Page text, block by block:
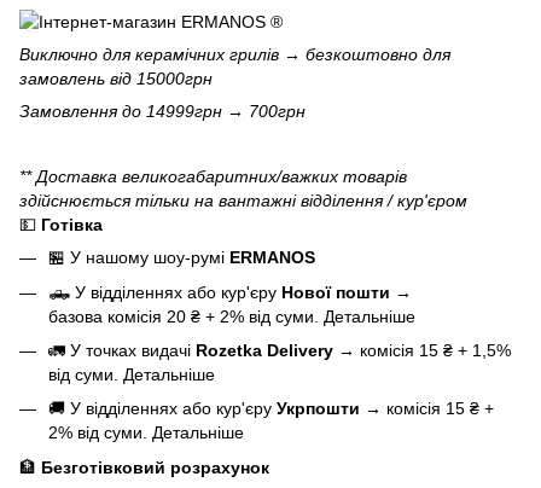
Виключно длякерамічних грилів → безкоштовно для
замовлень від 15000грн
Замовлення до 14999грн → 700грн
** Доставка великогабаритних/важких товарів
здійснюється тільки на вантажні відділення / кур'єром
💵 Готівка
🏪 У нашому шоу-румі ERMANOS
🛻 У відділеннях або кур'єру Нової пошти →
базова комісія 20 ₴ + 2% від суми. Детальніше
🚛 У точках видачі Rozetka Delivery → комісія 15 ₴ + 1,5%
від суми. Детальніше
🚚 У відділеннях або кур'єру Укрпошти → комісія 15 ₴ +
2% від суми. Детальніше
🏦 Безготівковий розрахунок